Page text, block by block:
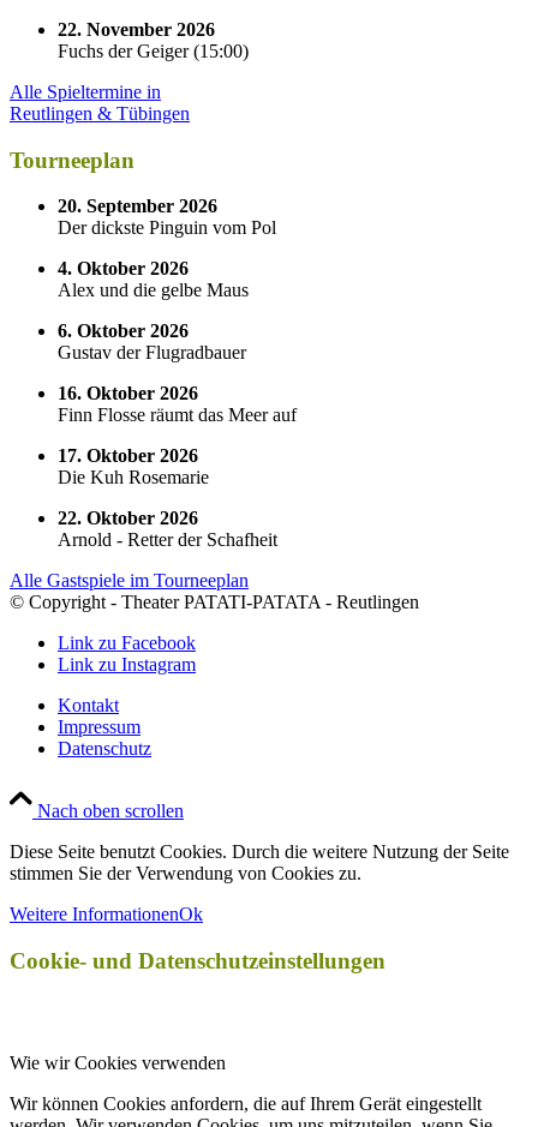
22. November 2026
Fuchs der Geiger(15:00)
Alle Spieltermine in
Reutlingen & Tübingen
Tourneeplan
20. September 2026
Der dickste Pinguin vom Pol
4. Oktober 2026
Alex und die gelbe Maus
6. Oktober 2026
Gustav der Flugradbauer
16. Oktober 2026
Finn Flosse räumt das Meer auf
17. Oktober 2026
Die Kuh Rosemarie
22. Oktober 2026
Arnold - Retter der Schafheit
Alle Gastspiele im Tourneeplan
© Copyright - Theater PATATI-PATATA - Reutlingen
Link zu Facebook
Link zu Instagram
Kontakt
Impressum
Datenschutz
Nach oben scrollen
Diese Seite benutzt Cookies. Durch die weitere Nutzung der Seite
stimmen Sie der Verwendung von Cookies zu.
Weitere InformationenOk
Cookie- und Datenschutzeinstellungen
Wie wir Cookies verwenden
Wir können Cookies anfordern, die auf Ihrem Gerät eingestellt